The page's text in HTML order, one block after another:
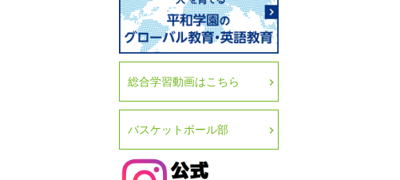
総合学習動画はこちら
バスケットボール部